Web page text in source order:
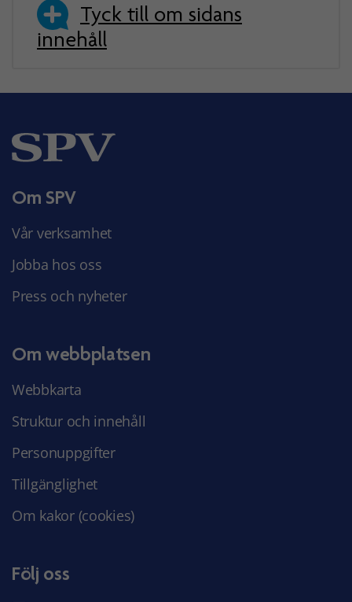
Tyck till om sidans
innehåll
Om SPV
Vår verksamhet
Jobba hos oss
Press och nyheter
Om webbplatsen
Webbkarta
Struktur och innehåll
Personuppgifter
Tillgänglighet
Om kakor (cookies)
Följ oss